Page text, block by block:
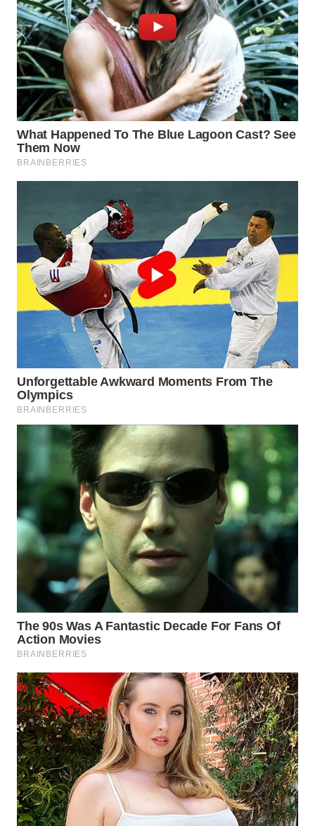
WN
TAPANULI
UTARA
WN
SAMOSIR
WN
PADANG
LAWAS
WN
CIANJUR
WN
KEPULAUAN
SERIBU
WN
TANGERANG
WN
CIREBON
INDRAMAYU
WN
KUNINGAN
WN
MAJALENGKA
WN
SUBANG
WN
SUKABUMI
WN
PURWAKARTA